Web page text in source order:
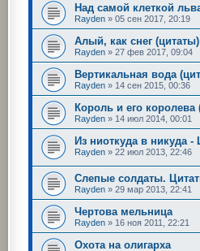
Над самой клеткой
Rayden » 05 сен 2017, 20:19
Алый, как снег (цитаты)
Rayden » 27 фев 2017, 09:04
Вертикальная вода
Rayden » 14 сен 2015, 00:36
Король и его королева
Rayden » 14 июл 2014, 00:01
Из ниоткуда в никуда -
Rayden » 22 июл 2013, 22:46
Слепые солдаты.
Rayden » 29 мар 2013, 22:41
Чертова мельница
Rayden » 16 ноя 2011, 22:21
Охота на олигарха